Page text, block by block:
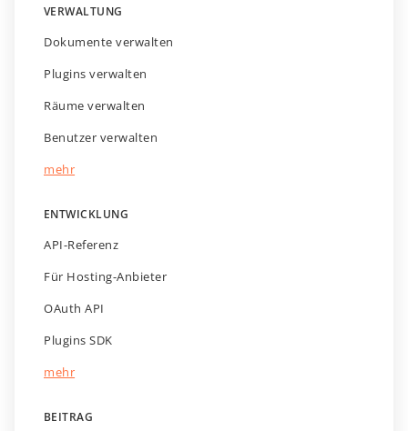
VERWALTUNG
Dokumente verwalten
Plugins verwalten
Räume verwalten
Benutzer verwalten
mehr
ENTWICKLUNG
API-Referenz
Für Hosting-Anbieter
OAuth API
Plugins SDK
mehr
BEITRAG